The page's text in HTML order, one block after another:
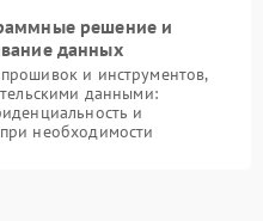
решение и
данных
и инструментов,
данными:
и
необходимости